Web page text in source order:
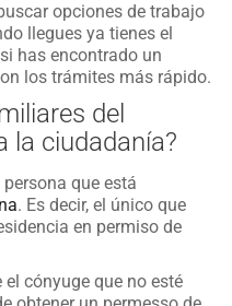
opciones de trabajo
llegues ya tienes el
has encontrado un
los trámites más rápido.
del
la ciudadanía?
que está
. Es decir, el único que
en permiso de
el cónyuge que no esté